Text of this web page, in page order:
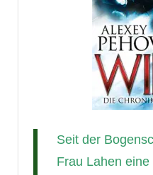
Seit der
Frau Lahen